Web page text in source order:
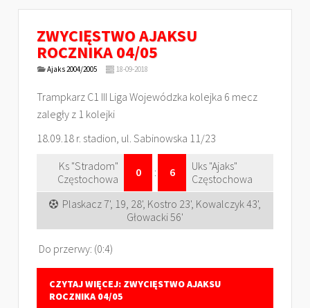
ZWYCIĘSTWO AJAKSU
ROCZNIKA 04/05
Ajaks 2004/2005 18-09-2018
Trampkarz C1 III Liga Wojewódzka kolejka 6 mecz
zaległy z 1 kolejki
18.09.18 r. stadion, ul. Sabinowska 11/23
Ks "Stradom"
Częstochowa
0 : 6
Uks "Ajaks"
Częstochowa
Plaskacz 7', 19, 28', Kostro 23', Kowalczyk 43',
Głowacki 56'
Do przerwy: (0:4)
CZYTAJ WIĘCEJ: ZWYCIĘSTWO AJAKSU
ROCZNIKA 04/05